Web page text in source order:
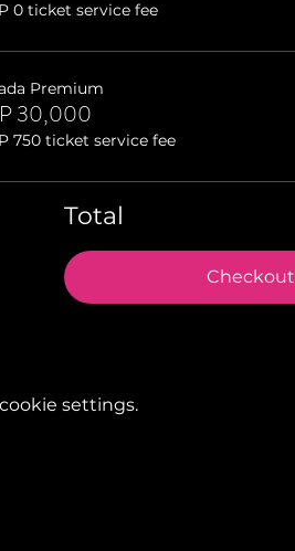
0 ticket service fee
Premium
30,000
750 ticket service fee
Total
Checkout
settings.